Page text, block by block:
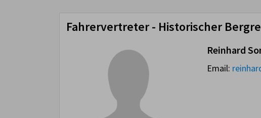
Fahrervertreter - Historischer
Reinhard
Email: